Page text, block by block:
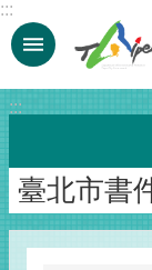
跳到主要內容區塊
:::
:::
臺北市書